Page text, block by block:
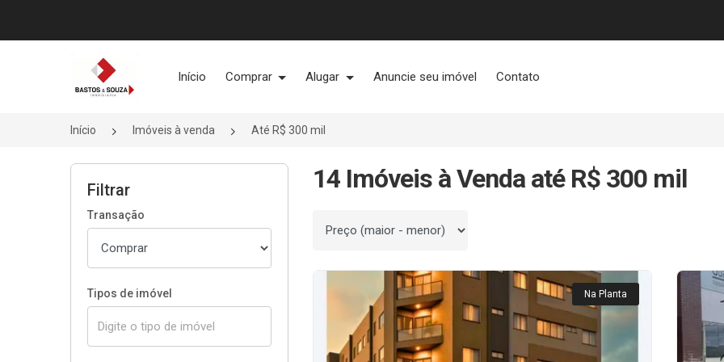
Página inicial
Início Comprar Alugar Anuncie seu imóvel Contato
Início Imóveis à venda Até R$ 300 mil
Filtrar
Transação
Tipos de imóvel
14 Imóveis à Venda até R$ 300 mil
Ordenar por
Na Planta